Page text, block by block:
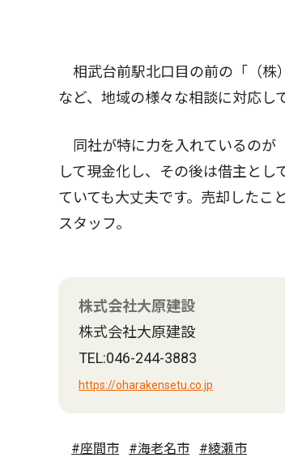
相武台前駅北口目の前の「（株
など、地域の様々な相談に対応し
同社が特に力を入れているのが
して現金化し、その後は借主と
ていても大丈夫です。売却したこ
スタッフ。
株式会社大原建設
株式会社大原建設
TEL:046-244-3883
https://oharakensetu.co.jp
#座間市 #海老名市 #綾瀬市